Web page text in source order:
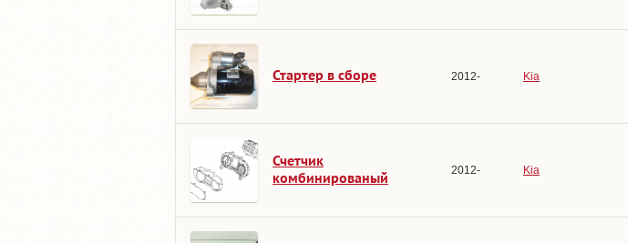
Стартер в сборе 2012- Kia
Счетчик
комбинированый
2012- Kia